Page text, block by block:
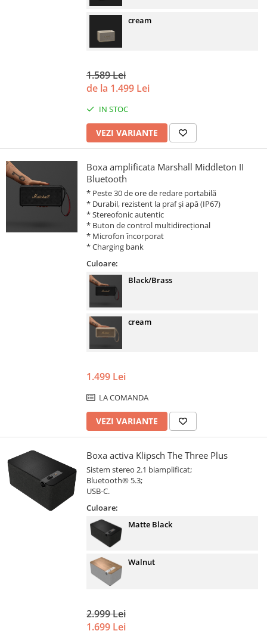
cream
1.589 Lei
de la 1.499 Lei
IN STOC
VEZI VARIANTE
Boxa amplificata Marshall Middleton II
Bluetooth
* Peste 30 de ore de redare portabilă
* Durabil, rezistent la praf și apă (IP67)
* Stereofonic autentic
* Buton de control multidirecțional
* Microfon încorporat
* Charging bank
Culoare:
Black/Brass
cream
1.499 Lei
LA COMANDA
VEZI VARIANTE
Boxa activa Klipsch The Three Plus
Sistem stereo 2.1 biamplificat;
Bluetooth® 5.3;
USB-C.
Culoare:
Matte Black
Walnut
2.999 Lei
1.699 Lei